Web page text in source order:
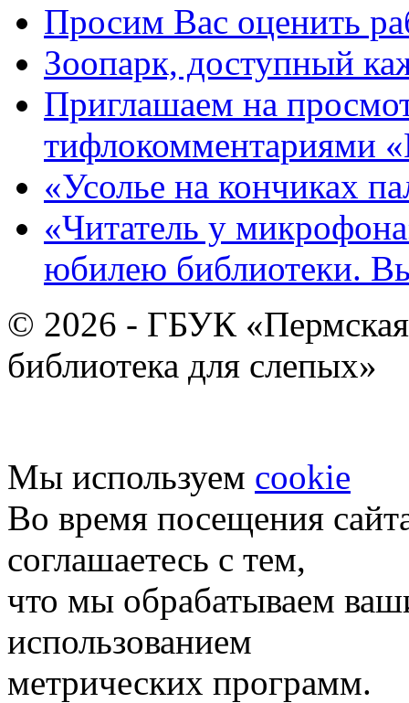
Просим Вас оценить
Зоопарк, доступный
Приглашаем на
тифлокомментариями
«Усолье на кончиках
«Читатель у
юбилею библиотеки.
© 2026 - ГБУК «Пермская
библиотека для слепых»
Мы используем cookie
Во время посещения
соглашаетесь с тем,
что мы обрабатываем
использованием
метрических программ.